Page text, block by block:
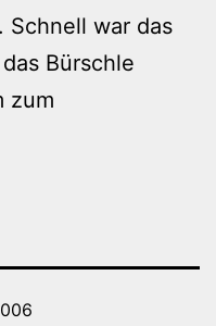
Schnell war das
Bürschle
zum